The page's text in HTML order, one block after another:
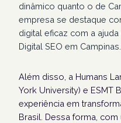
dinâmico quanto o de
empresa se destaque
digital eficaz com a
Digital SEO em Campinas.
Além disso, a Humans
York University) e ESMT
experiência em
Brasil. Dessa forma,